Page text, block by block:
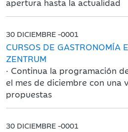
apertura hasta la actualidad
30 DICIEMBRE -0001
CURSOS DE GASTRONOMÍA
ZENTRUM
· Continua la programación
el mes de diciembre con una
propuestas
30 DICIEMBRE -0001